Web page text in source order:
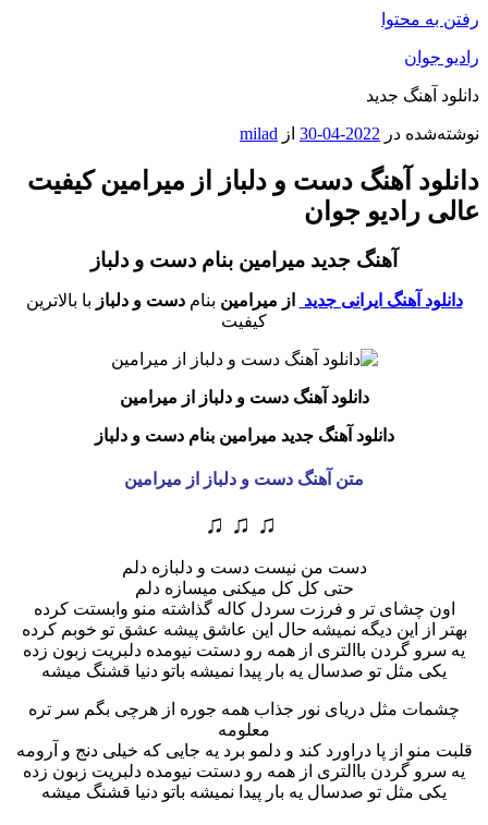
رفتن به محتوا
رادیو جوان
دانلود آهنگ جدید
نوشته‌شده در 2022-04-30 از milad
دانلود آهنگ دست و دلباز از میرامین کیفیت
عالی رادیو جوان
آهنگ جدید میرامین بنام دست و دلباز
دانلود آهنگ ایرانی جدید از میرامین بنامدست و دلباز با بالاترین
کیفیت
دانلود آهنگ دست و دلباز از میرامین
دانلود آهنگ جدید میرامین بنام دست و دلباز
متن آهنگ دست و دلباز از میرامین
♫ ♫ ♫
دست من نیست دست و دلبازه دلم
حتی کل کل میکنی میسازه دلم
اون چشای تر و فرزت سردل کاله گذاشته منو وابستت کرده
بهتر از این دیگه نمیشه حال این عاشق پیشه عشق تو خوبم کرده
یه سرو گردن باالتری از همه رو دستت نیومده دلبریت زبون زده
یکی مثل تو صدسال یه بار پیدا نمیشه باتو دنیا قشنگ میشه
چشمات مثل دریای نور جذاب همه جوره از هرچی بگم سر تره
معلومه
قلبت منو از پا دراورد کند و دلمو برد یه جایی که خیلی دنج و آرومه
یه سرو گردن باالتری از همه رو دستت نیومده دلبریت زبون زده
یکی مثل تو صدسال یه بار پیدا نمیشه باتو دنیا قشنگ میشه